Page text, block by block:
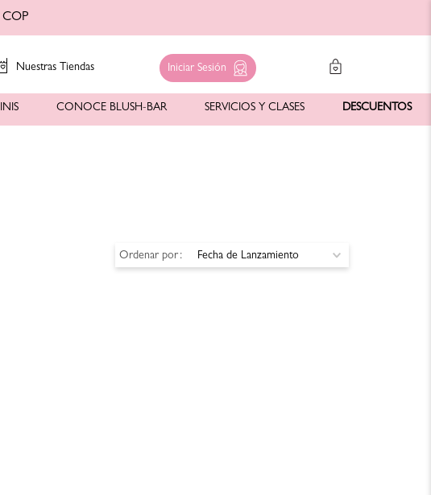
COP
Nuestras Tiendas Iniciar Sesión
CONOCE BLUSH-BAR SERVICIOS Y CLASES DESCUENTOS
Ordenar por Fecha de Lanzamiento